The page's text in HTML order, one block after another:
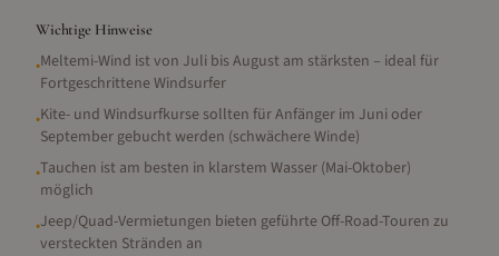
Wichtige Hinweise
•Meltemi-Wind ist von Juli bis August am stärksten – ideal für
Fortgeschrittene Windsurfer
•Kite- und Windsurfkurse sollten für Anfänger im Juni oder
September gebucht werden (schwächere Winde)
•Tauchen ist am besten in klarstem Wasser (Mai-Oktober)
möglich
•Jeep/Quad-Vermietungen bieten geführte Off-Road-Touren zu
versteckten Stränden an